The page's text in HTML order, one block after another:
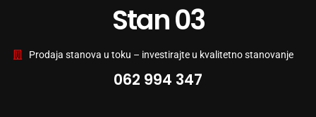
Stan 03
Prodaja stanova u toku – investirajte u kvalitetno stanovanje
062 994 347